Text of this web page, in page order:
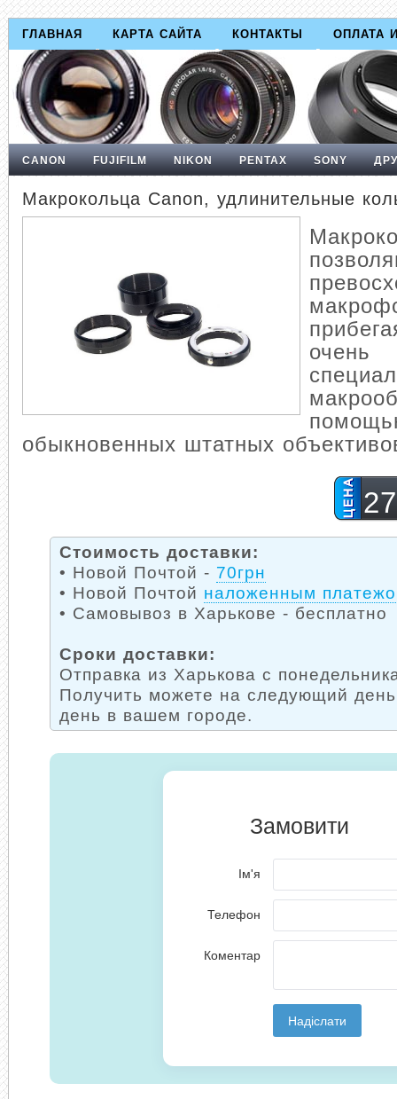
ГЛАВНАЯ КАРТА САЙТА КОНТАКТЫ ОПЛАТА
CANON FUJIFILM NIKON PENTAX SONY
Макрокольца Canon, удлинительные
обыкновенных штатных
Стоимость доставки:
• Новой Почтой - 70грн
• Новой Почтой наложенным
• Самовывоз в Харькове - бесплатно
Сроки доставки:
Отправка из Харькова с
Получить можете на следующий
день в вашем городе.